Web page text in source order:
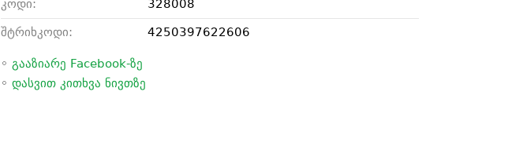
კოდი:
328008
შტრიხკოდი:
4250397622606
◦ გააზიარე Facebook-ზე
◦ დასვით კითხვა ნივთზე